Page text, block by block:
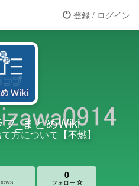
登録 / ログイン
_まとめWiki
方について【不燃】
0
フォロー